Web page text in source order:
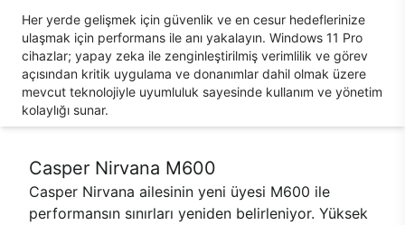
Her yerde gelişmek için güvenlik ve en cesur hedeflerinize
ulaşmak için performans ile anı yakalayın. Windows 11 Pro
cihazlar; yapay zeka ile zenginleştirilmiş verimlilik ve görev
açısından kritik uygulama ve donanımlar dahil olmak üzere
mevcut teknolojiyle uyumluluk sayesinde kullanım ve yönetim
kolaylığı sunar.
Casper Nirvana M600
Casper Nirvana ailesinin yeni üyesi M600 ile
performansın sınırları yeniden belirleniyor. Yüksek